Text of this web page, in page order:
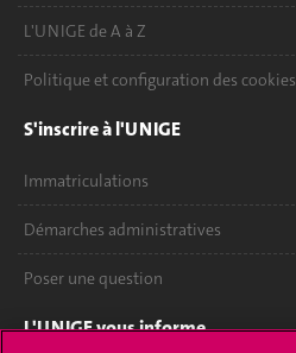
L'UNIGE de A à Z
Politique et configuration des cookies
S'inscrire à l'UNIGE
Immatriculations
Démarches administratives
Poser une question
L'UNIGE vous informe